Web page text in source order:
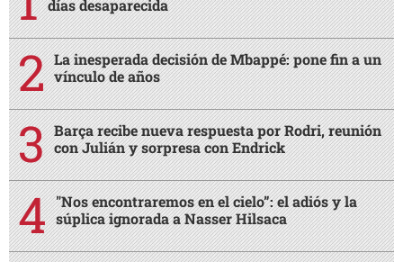
días desaparecida
La inesperada decisión de Mbappé: pone fin a un
vínculo de años
Barça recibe nueva respuesta por Rodri, reunión
con Julián y sorpresa con Endrick
"Nos encontraremos en el cielo”: el adiós y la
súplica ignorada a Nasser Hilsaca